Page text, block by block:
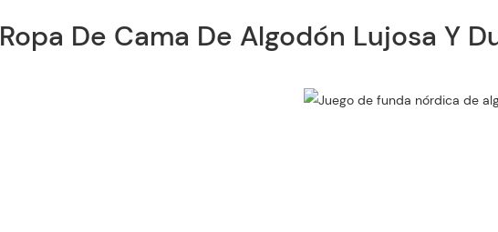
Ropa De Cama De Algodón Lujosa Y